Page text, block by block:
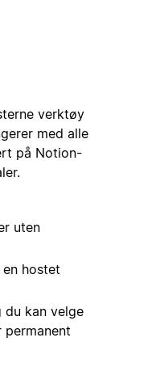
verktøy
med alle
på Notion-
uten
hostet
du kan velge